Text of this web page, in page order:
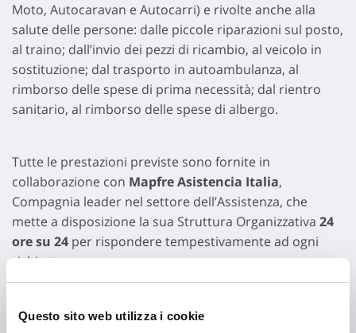
Questo sito web utilizza i cookie
Moto, Autocaravan e Autocarri) e rivolte anche alla
salute delle persone: dalle piccole riparazioni sul posto,
al traino; dall’invio dei pezzi di ricambio, al veicolo in
sostituzione; dal trasporto in autoambulanza, al
rimborso delle spese di prima necessità; dal rientro
sanitario, al rimborso delle spese di albergo.
Tutte le prestazioni previste sono fornite in
collaborazione con Mapfre Asistencia Italia,
Compagnia leader nel settore dell’Assistenza, che
mette a disposizione la sua Struttura Organizzativa 24
ore su 24 per rispondere tempestivamente ad ogni
richiesta.
Per accedere ai servizi erogati da Vittoria Assistance